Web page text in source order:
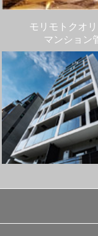
モリモトクオ
マンション